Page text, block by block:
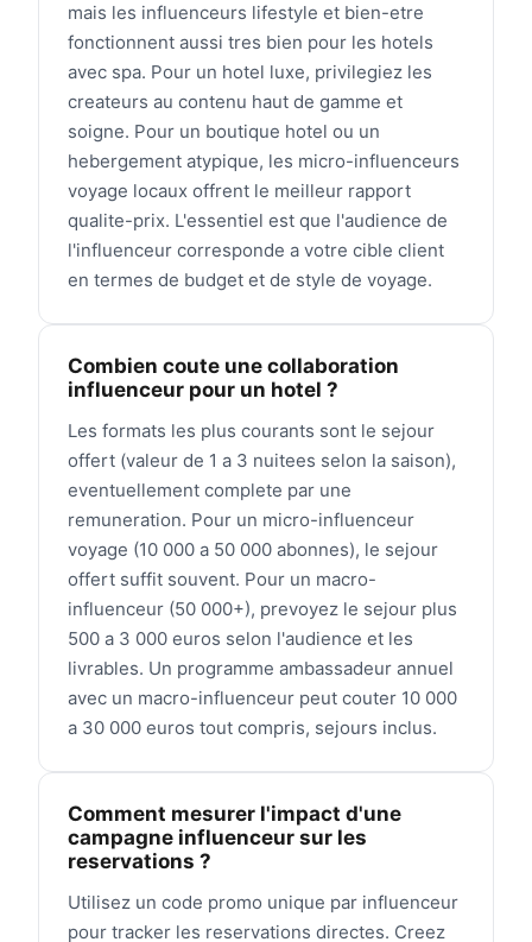
mais les influenceurs lifestyle et bien-etre
fonctionnent aussi tres bien pour les hotels
avec spa. Pour un hotel luxe, privilegiez les
createurs au contenu haut de gamme et
soigne. Pour un boutique hotel ou un
hebergement atypique, les micro-influenceurs
voyage locaux offrent le meilleur rapport
qualite-prix. L'essentiel est que l'audience de
l'influenceur corresponde a votre cible client
en termes de budget et de style de voyage.
Combien coute une collaboration
influenceur pour un hotel ?
Les formats les plus courants sont le sejour
offert (valeur de 1 a 3 nuitees selon la saison),
eventuellement complete par une
remuneration. Pour un micro-influenceur
voyage (10 000 a 50 000 abonnes), le sejour
offert suffit souvent. Pour un macro-
influenceur (50 000+), prevoyez le sejour plus
500 a 3 000 euros selon l'audience et les
livrables. Un programme ambassadeur annuel
avec un macro-influenceur peut couter 10 000
a 30 000 euros tout compris, sejours inclus.
Comment mesurer l'impact d'une
campagne influenceur sur les
reservations ?
Utilisez un code promo unique par influenceur
pour tracker les reservations directes. Creez